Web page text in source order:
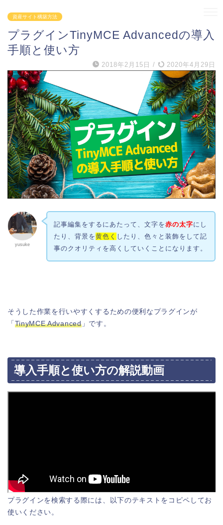
資産サイト構築方法
プラグインTinyMCE Advancedの導入
手順と使い方
2018年2月15日 / 2020年4月29日
yusuke
記事編集をするにあたって、文字を赤の太字にし
たり、背景を黄色く したり、色々と装飾をして記
事のクオリティを高くしていくことになります。
そうした作業を行いやすくするための便利なプラグインが
「 TinyMCE Advanced」です。
導入手順と使い方の解説動画
プラグインを検索する際には、以下のテキストをコピペしてお
使いください。